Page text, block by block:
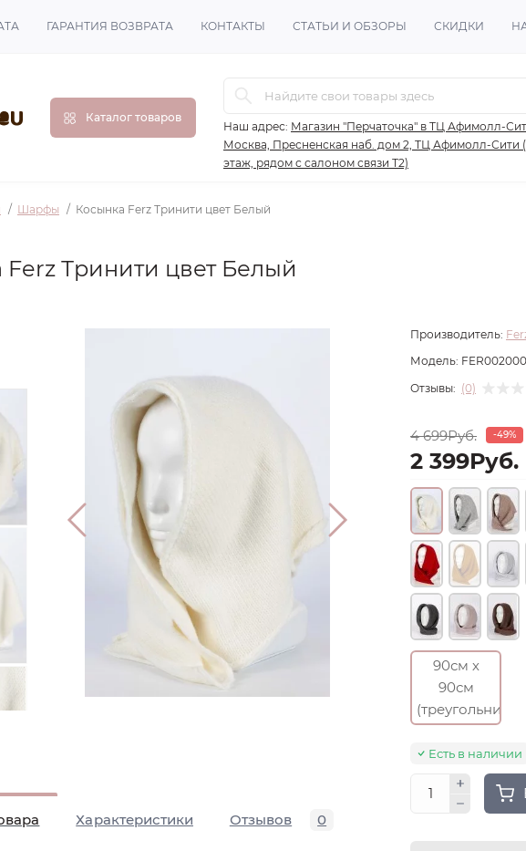
ГАРАНТИЯ ВОЗВРАТА КОНТАКТЫ СТАТЬИ И ОБЗОРЫ СКИДКИ
Каталог товаров
Наш адрес: Магазин "Перчаточка" в ТЦ Афимолл-
Москва, Пресненская наб. дом 2, ТЦ Афимолл-Сити
этаж, рядом с салоном связи Т2)
Шарфы Косынка Ferz Тринити цвет Белый
Ferz Тринити цвет Белый
Характеристики Отзывов 0
Производитель:
Модель:
Отзывы: (0)
4 699Руб. -49%
2 399Руб.
90см х
90см
(треугольник)
Есть в наличии